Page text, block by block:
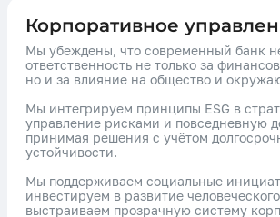
Корпоративное
Мы убеждены, что современный банк
ответственность не только за
но и за влияние на общество и
Мы интегрируем принципы ESG в
управление рисками и повседневную
принимая решения с учётом
устойчивости.
Мы поддерживаем социальные
инвестируем в развитие
выстраиваем прозрачную систему